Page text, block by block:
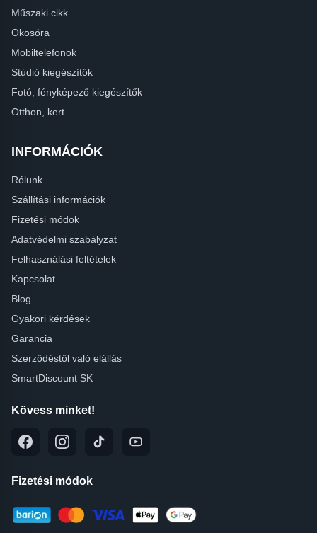
Műszaki cikk
Okosóra
Mobiltelefonok
Stúdió kiegészítők
Fotó, fényképező kiegészítők
Otthon, kert
INFORMÁCIÓK
Rólunk
Szállítási információk
Fizetési módok
Adatvédelmi szabályzat
Felhasználási feltételek
Kapcsolat
Blog
Gyakori kérdések
Garancia
Szerződéstől való elállás
SmartDiscount SK
Kövess minket!
Fizetési módok